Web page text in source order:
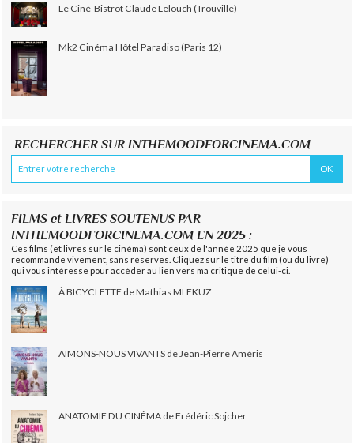
Le Ciné-Bistrot Claude Lelouch (Trouville)
Mk2 Cinéma Hôtel Paradiso (Paris 12)
RECHERCHER SUR INTHEMOODFORCINEMA.COM
FILMS et LIVRES SOUTENUS PAR
INTHEMOODFORCINEMA.COM EN 2025 :
Ces films (et livres sur le cinéma) sont ceux de l'année 2025 que je vous
recommande vivement, sans réserves. Cliquez sur le titre du film (ou du livre)
qui vous intéresse pour accéder au lien vers ma critique de celui-ci.
À BICYCLETTE de Mathias MLEKUZ
AIMONS-NOUS VIVANTS de Jean-Pierre Améris
ANATOMIE DU CINÉMA de Frédéric Sojcher